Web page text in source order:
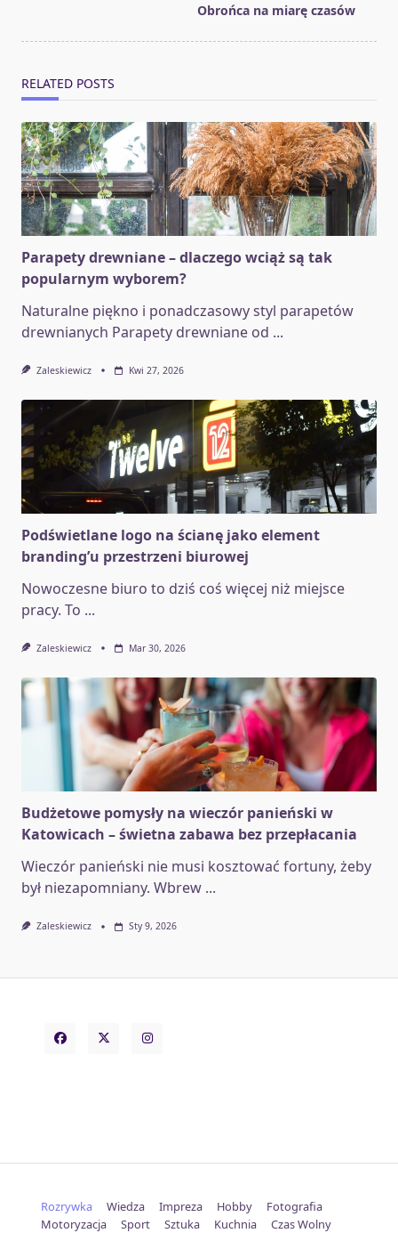
text">Page</span>
Obrońca na miarę czasów
RELATED POSTS
Parapety drewniane – dlaczego wciąż są tak
popularnym wyborem?
Naturalne piękno i ponadczasowy styl parapetów
drewnianych Parapety drewniane od ...
Zaleskiewicz Kwi 27, 2026
Podświetlane logo na ścianę jako element
branding’u przestrzeni biurowej
Nowoczesne biuro to dziś coś więcej niż miejsce
pracy. To ...
Zaleskiewicz Mar 30, 2026
Budżetowe pomysły na wieczór panieński w
Katowicach – świetna zabawa bez przepłacania
Wieczór panieński nie musi kosztować fortuny, żeby
był niezapomniany. Wbrew ...
Zaleskiewicz Sty 9, 2026
Rozrywka Wiedza Impreza Hobby
Fotografia
Motoryzacja
Sport Sztuka Kuchnia Czas Wolny